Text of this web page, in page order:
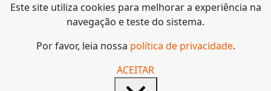
Este site utiliza cookies para melhorar a experiência na
navegação e teste do sistema.
Por favor, leia nossa política de privacidade.
ACEITAR